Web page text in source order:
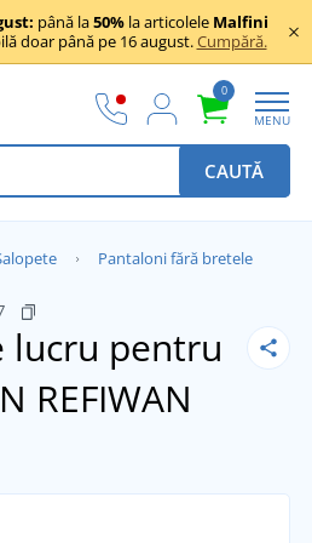
până la50% la articolele Malfini
doar până pe 16 august.Cumpără.
0
MENU
CAUTĂ
Pantaloni fără bretele
lucru pentru
REFIWAN